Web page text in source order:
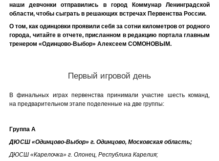
наши девчонки отправились в город Коммунар Ленинградской
области, чтобы сыграть в решающих встречах Первенства России.
О том, как одинцовки проявили себя за сотни километров от родного
города, читайте в отчете, присланном в редакцию портала главным
тренером «Одинцово-Выбор» Алексеем СОМОНОВЫМ.
Первый игровой день
В финальных играх первенства принимали участие шесть команд,
на предварительном этапе поделенные на две группы:
Группа А
ДЮСШ «Одинцово-Выбор» г. Одинцово, Московская область;
ДЮСШ «Карелочка» г. Олонец, Республика Карелия;